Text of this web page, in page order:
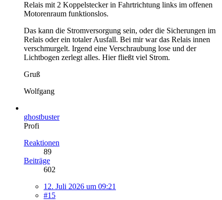
Relais mit 2 Koppelstecker in Fahrtrichtung links im offenen
Motorenraum funktionslos.
Das kann die Stromversorgung sein, oder die Sicherungen im
Relais oder ein totaler Ausfall. Bei mir war das Relais innen
verschmurgelt. Irgend eine Verschraubung lose und der
Lichtbogen zerlegt alles. Hier fließt viel Strom.
Gruß
Wolfgang
ghostbuster
Profi
Reaktionen
89
Beiträge
602
12. Juli 2026 um 09:21
#15